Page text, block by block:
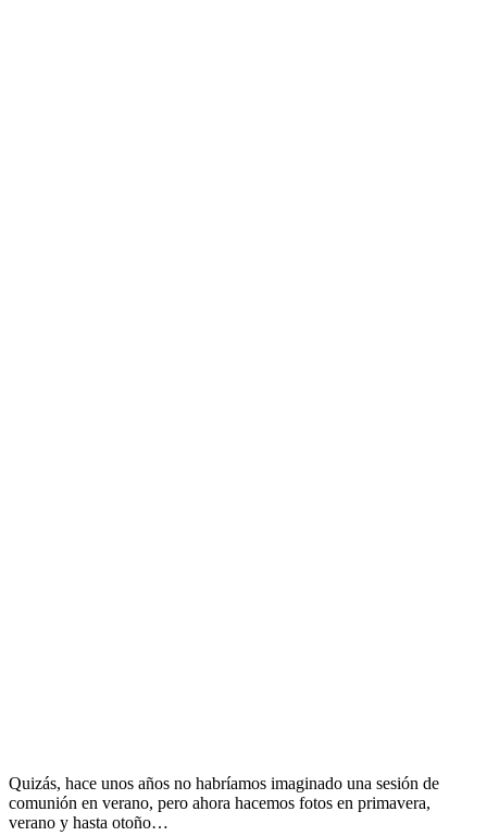
Quizás, hace unos años no habríamos imaginado una sesión de
comunión en verano, pero ahora hacemos fotos en primavera,
verano y hasta otoño…